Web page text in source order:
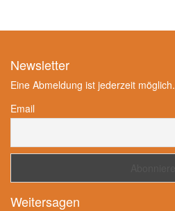
Newsletter
Eine Abmeldung ist jederzeit möglich.
Email
Weitersagen